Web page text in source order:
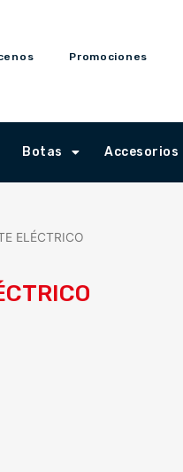
Promociones
Botas Accesorios
ELÉCTRICO